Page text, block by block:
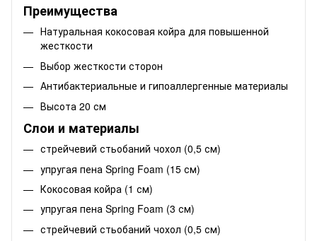
Преимущества
Натуральная кокосовая койра для повышенной
жесткости
Выбор жесткости сторон
Антибактериальные и гипоаллергенные материалы
Высота 20 см
Слои и материалы
стрейчевий стьобаний чохол (0,5 см)
упругая пена Spring Foam (15 см)
Кокосовая койра (1 см)
упругая пена Spring Foam (3 см)
стрейчевий стьобаний чохол (0,5 см)